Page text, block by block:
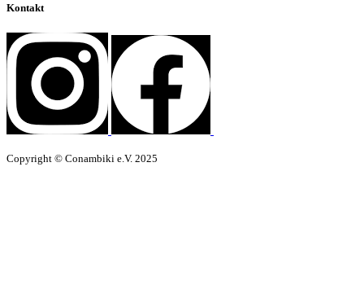
Kontakt
Copyright © Conambiki e.V. 2025